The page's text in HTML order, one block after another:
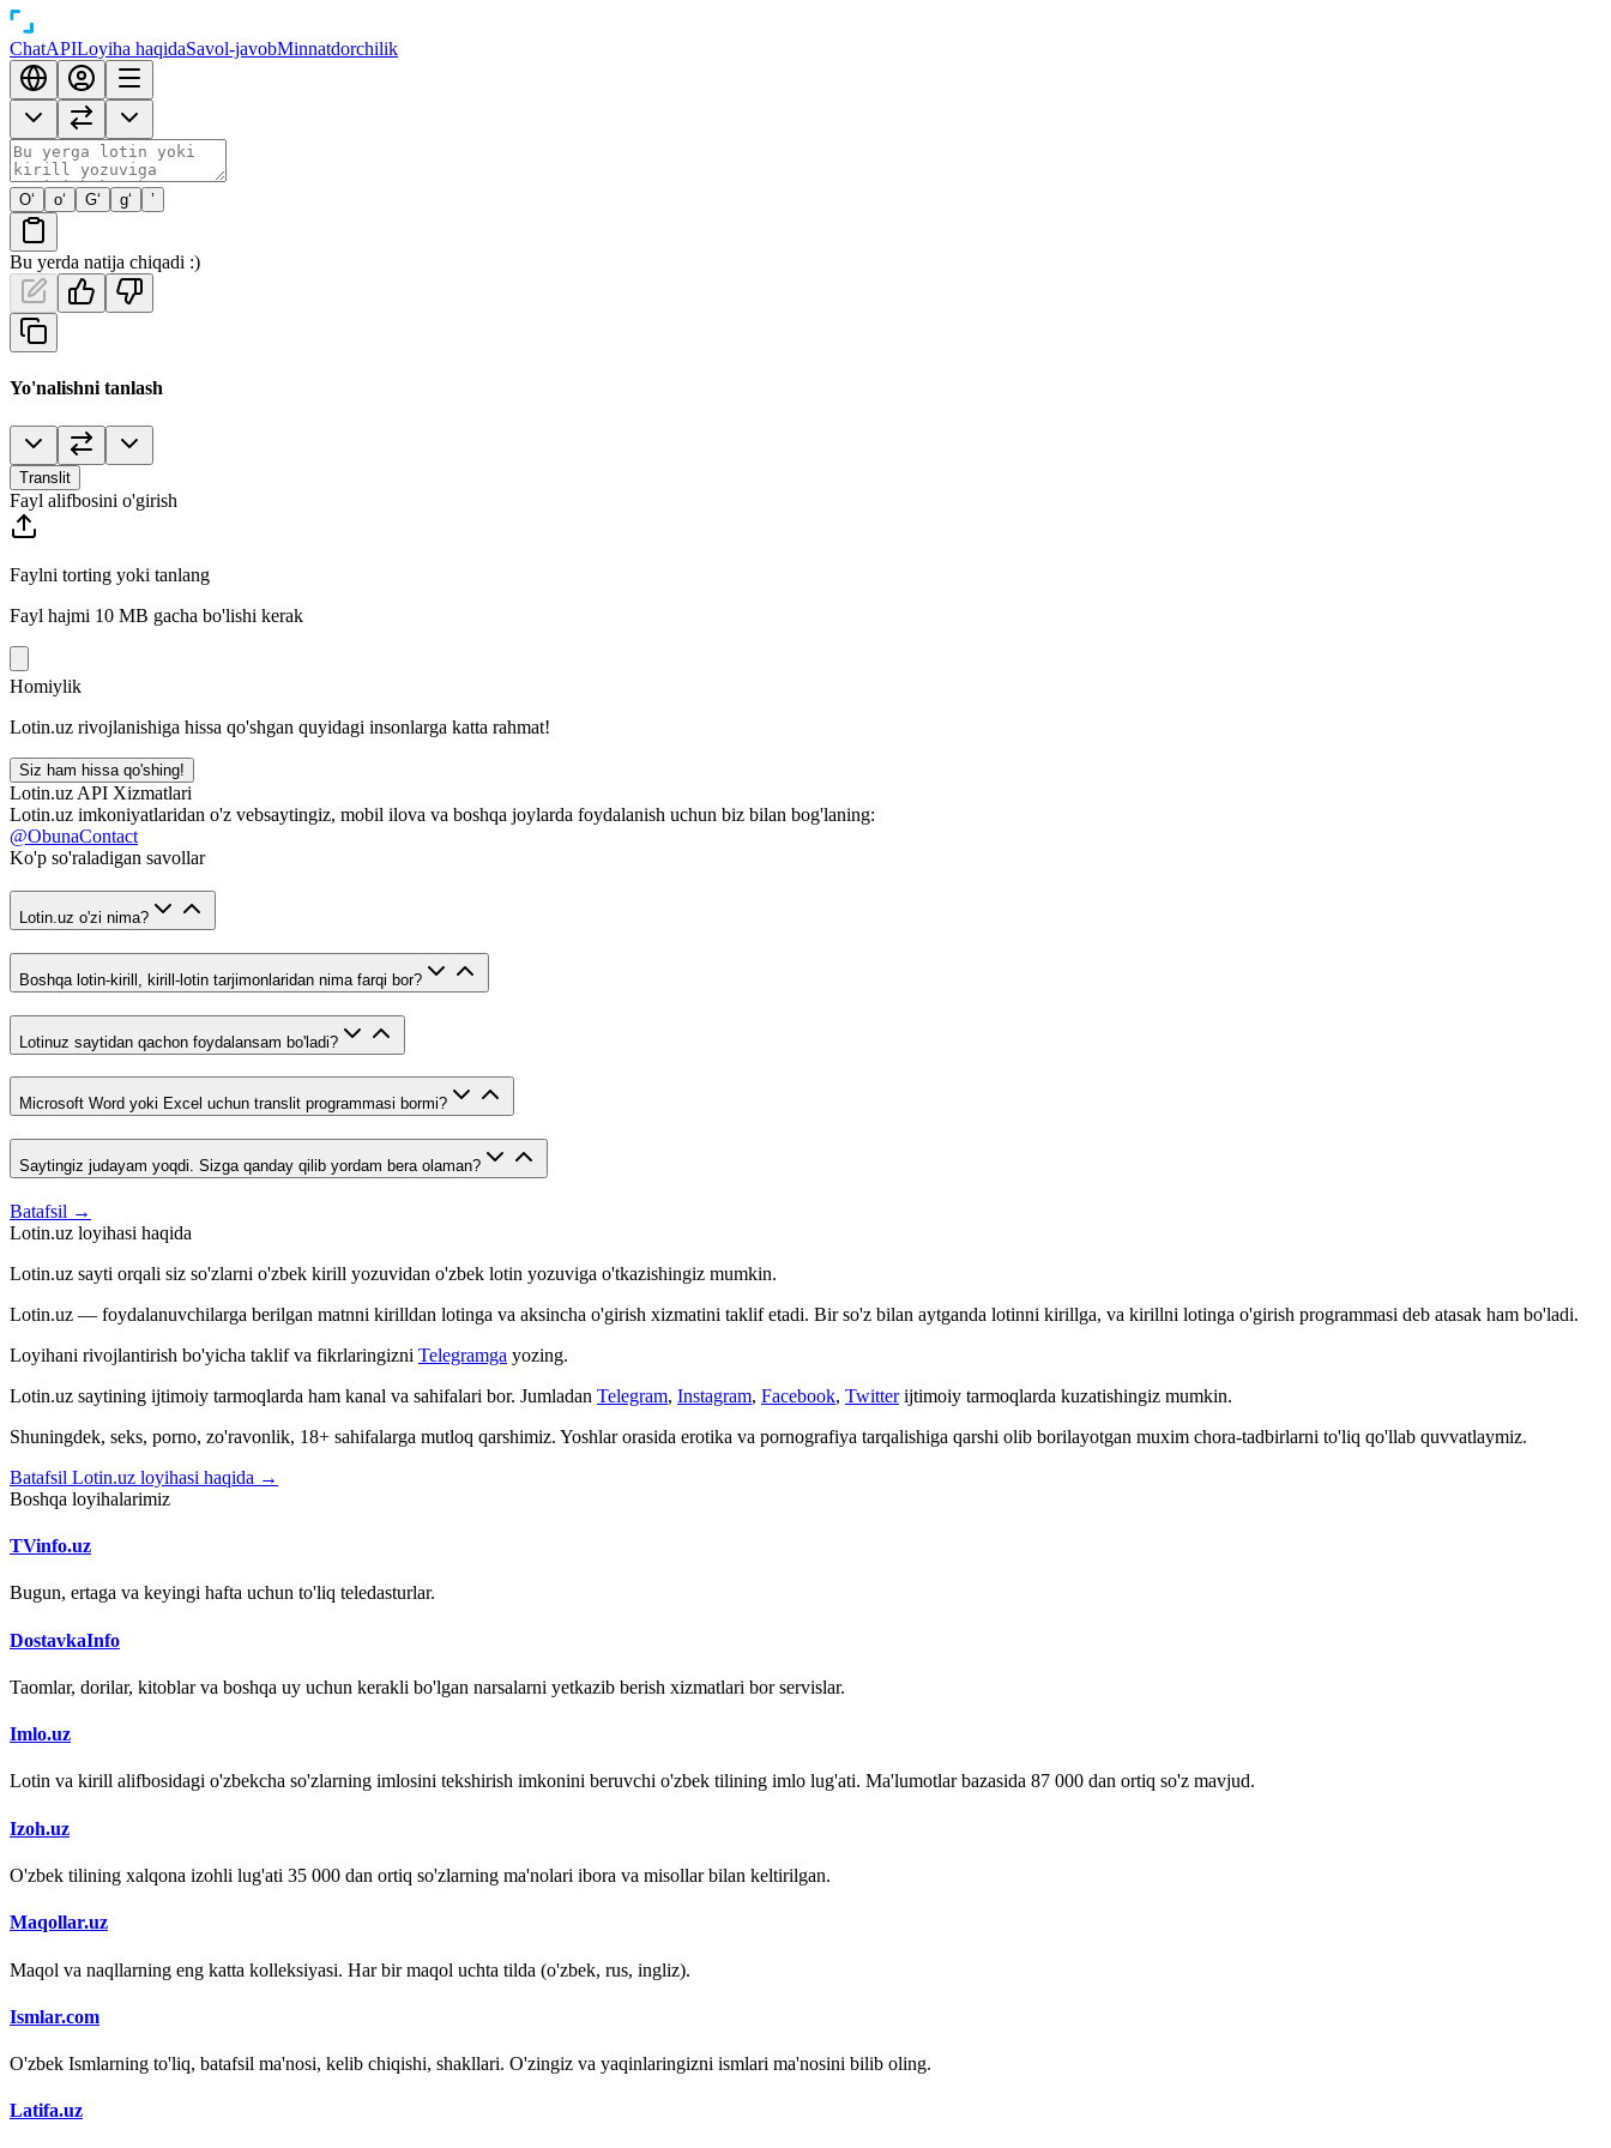
ChatAPILoyiha haqidaSavol-javobMinnatdorchilik
O‘ o‘ G‘ g‘ ’
Bu yerda natija chiqadi :)
Yo'nalishni tanlash
Translit
Fayl alifbosini o'girish
Faylni torting yoki tanlang
Fayl hajmi 10 MB gacha bo'lishi kerak
Homiylik
Lotin.uz rivojlanishiga hissa qo'shgan quyidagi insonlarga katta rahmat!
Siz ham hissa qo'shing!
Lotin.uz API Xizmatlari
Lotin.uz imkoniyatlaridan o'z vebsaytingiz, mobil ilova va boshqa joylarda foydalanish uchun biz bilan bog'laning:
@ObunaContact
Ko'p so'raladigan savollar
Lotin.uz o'zi nima?
Boshqa lotin-kirill, kirill-lotin tarjimonlaridan nima farqi bor?
Lotinuz saytidan qachon foydalansam bo'ladi?
Microsoft Word yoki Excel uchun translit programmasi bormi?
Saytingiz judayam yoqdi. Sizga qanday qilib yordam bera olaman?
Batafsil →
Lotin.uz loyihasi haqida
Lotin.uz sayti orqali siz so'zlarni o'zbek kirill yozuvidan o'zbek lotin yozuviga o'tkazishingiz mumkin.
Lotin.uz — foydalanuvchilarga berilgan matnni kirilldan lotinga va aksincha o'girish xizmatini taklif etadi. Bir so'z bilan aytganda lotinni kirillga, va kirillni lotinga o'girish programmasi deb atasak ham bo'ladi.
Loyihani rivojlantirish bo'yicha taklif va fikrlaringizni Telegramga yozing.
Lotin.uz saytining ijtimoiy tarmoqlarda ham kanal va sahifalari bor. Jumladan Telegram, Instagram, Facebook, Twitter ijtimoiy tarmoqlarda kuzatishingiz mumkin.
Shuningdek, seks, porno, zo'ravonlik, 18+ sahifalarga mutloq qarshimiz. Yoshlar orasida erotika va pornografiya tarqalishiga qarshi olib borilayotgan muxim chora-tadbirlarni to'liq qo'llab quvvatlaymiz.
Batafsil Lotin.uz loyihasi haqida →
Boshqa loyihalarimiz
TVinfo.uz
Bugun, ertaga va keyingi hafta uchun to'liq teledasturlar.
DostavkaInfo
Taomlar, dorilar, kitoblar va boshqa uy uchun kerakli bo'lgan narsalarni yetkazib berish xizmatlari bor servislar.
Imlo.uz
Lotin va kirill alifbosidagi o'zbekcha so'zlarning imlosini tekshirish imkonini beruvchi o'zbek tilining imlo lug'ati. Ma'lumotlar bazasida 87 000 dan ortiq so'z mavjud.
Izoh.uz
O'zbek tilining xalqona izohli lug'ati 35 000 dan ortiq so'zlarning ma'nolari ibora va misollar bilan keltirilgan.
Maqollar.uz
Maqol va naqllarning eng katta kolleksiyasi. Har bir maqol uchta tilda (o'zbek, rus, ingliz).
Ismlar.com
O'zbek Ismlarning to'liq, batafsil ma'nosi, kelib chiqishi, shakllari. O'zingiz va yaqinlaringizni ismlari ma'nosini bilib oling.
Latifa.uz